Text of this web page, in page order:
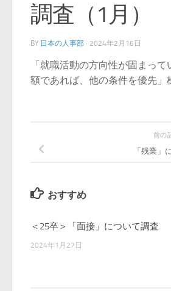
調査（1月）
BY 日本の人事部 · 2024年2月16日
「就職活動の方向性が固まっ
額であれば、他の条件を優先」
前の
「残業」
おすすめ
＜25卒＞「面接」について調査
2024年1月27日